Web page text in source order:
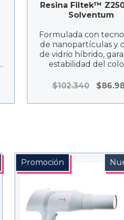
Resina Filtek™
Solventum
Formulada con
de nanopartículas y
de vidrio híbrido,
estabilidad del
estructura
$102.340
El$
Promoción